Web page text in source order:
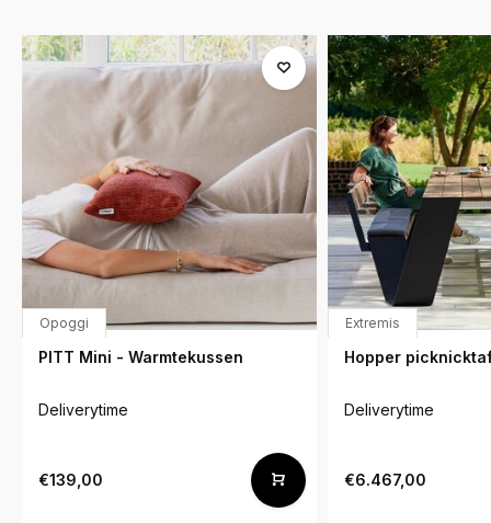
Opoggi
PITT Mini - Warmtekussen
Deliverytime
€139,00
Extremis
Hopper
Deliverytime
€6.467,00